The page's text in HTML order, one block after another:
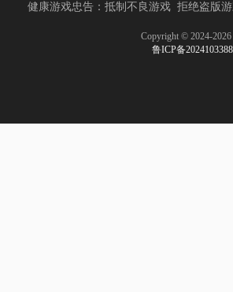
健康游戏忠告：抵制不良游戏 拒绝盗版
Copyright © 2024-
鲁ICP备